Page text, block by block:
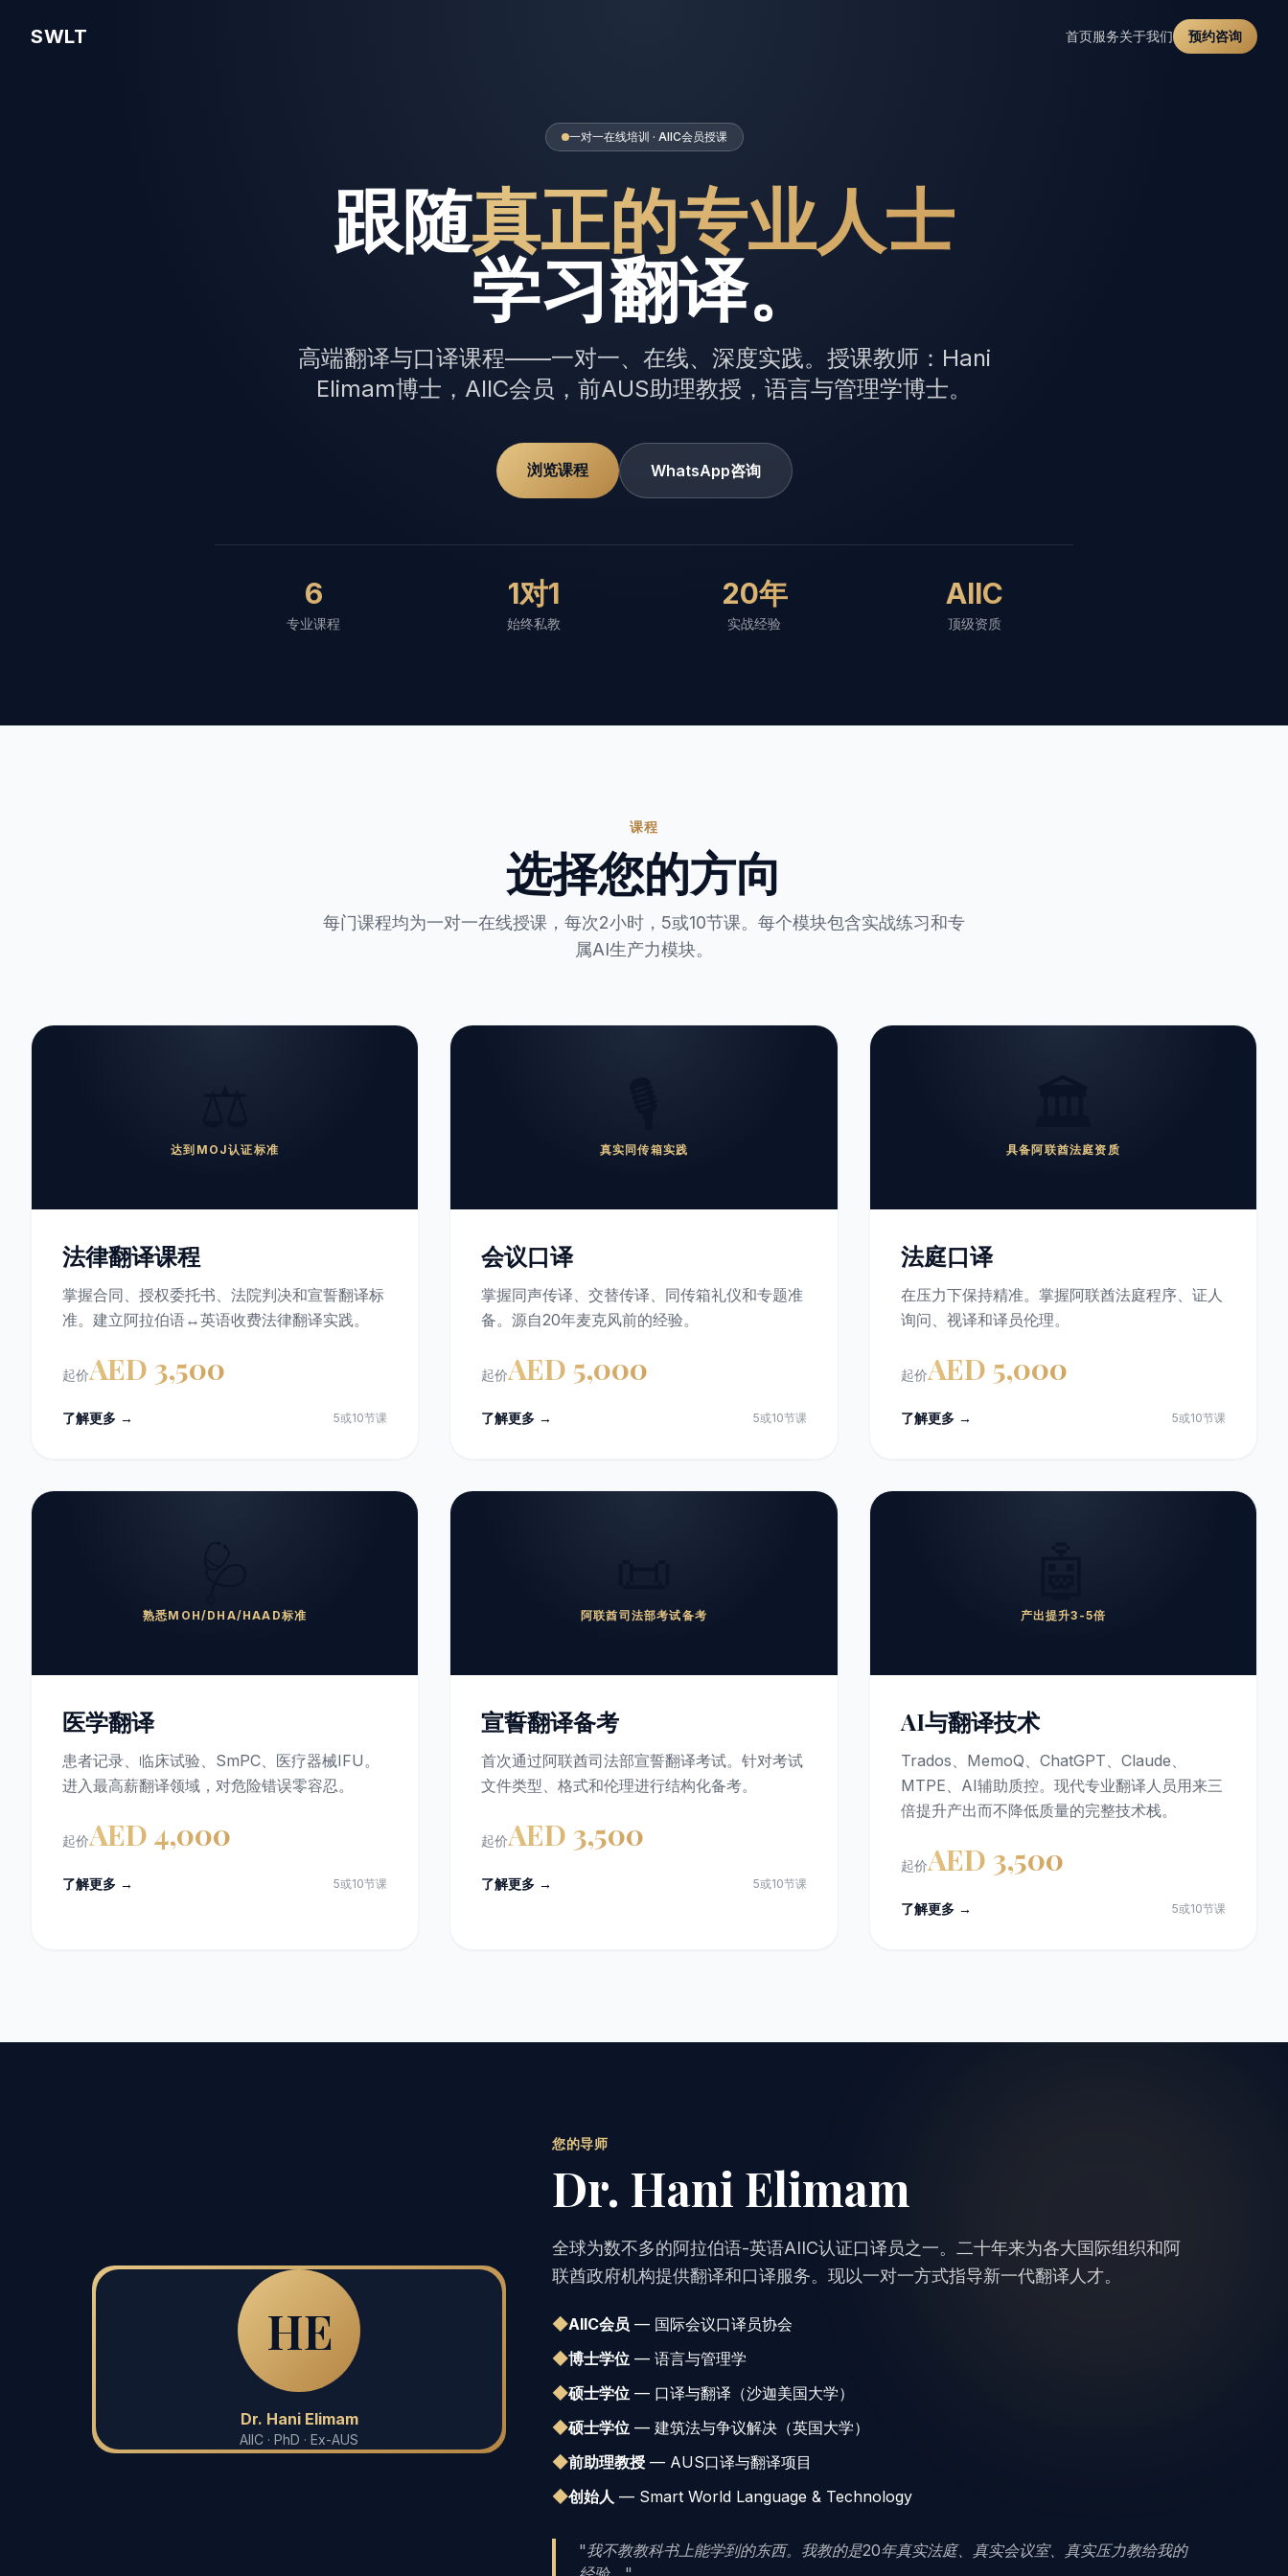
SWLT 首页服务关于我们 预约咨询
一对一在线培训 · AIIC会员授课
跟随真正的专业人士
学习翻译。
高端翻译与口译课程——一对一、在线、深度实践。授课教师：Hani
Elimam博士，AIIC会员，前AUS助理教授，语言与管理学博士。
浏览课程 WhatsApp咨询
6
专业课程
1对1
始终私教
20年
实战经验
AIIC
顶级资质
课程
选择您的方向
每门课程均为一对一在线授课，每次2小时，5或10节课。每个模块包含实战练习和专
属AI生产力模块。
达到MOJ认证标准
法律翻译课程
掌握合同、授权委托书、法院判决和宣誓翻译标
准。建立阿拉伯语↔英语收费法律翻译实践。
起价AED 3,500
了解更多 → 5或10节课
真实同传箱实践
会议口译
掌握同声传译、交替传译、同传箱礼仪和专题准
备。源自20年麦克风前的经验。
起价AED 5,000
了解更多 → 5或10节课
具备阿联酋法庭资质
法庭口译
在压力下保持精准。掌握阿联酋法庭程序、证人
询问、视译和译员伦理。
起价AED 5,000
了解更多 → 5或10节课
熟悉MOH/DHA/HAAD标准
医学翻译
患者记录、临床试验、SmPC、医疗器械IFU。
进入最高薪翻译领域，对危险错误零容忍。
起价AED 4,000
了解更多 → 5或10节课
阿联酋司法部考试备考
宣誓翻译备考
首次通过阿联酋司法部宣誓翻译考试。针对考试
文件类型、格式和伦理进行结构化备考。
起价AED 3,500
了解更多 → 5或10节课
产出提升3-5倍
AI与翻译技术
Trados、MemoQ、ChatGPT、Claude、
MTPE、AI辅助质控。现代专业翻译人员用来三
倍提升产出而不降低质量的完整技术栈。
起价AED 3,500
了解更多 → 5或10节课
HE
Dr. Hani Elimam
AIIC · PhD · Ex-AUS
您的导师
Dr. Hani Elimam
全球为数不多的阿拉伯语-英语AIIC认证口译员之一。二十年来为各大国际组织和阿
联酋政府机构提供翻译和口译服务。现以一对一方式指导新一代翻译人才。
◆AIIC会员 — 国际会议口译员协会
◆博士学位 — 语言与管理学
◆硕士学位 — 口译与翻译（沙迦美国大学）
◆硕士学位 — 建筑法与争议解决（英国大学）
◆前助理教授 — AUS口译与翻译项目
◆创始人 — Smart World Language & Technology
"我不教教科书上能学到的东西。我教的是20年真实法庭、真实会议室、真实压力教给我的